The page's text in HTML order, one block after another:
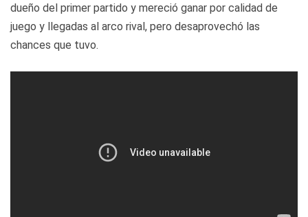
dueño del primer partido y mereció ganar por calidad de
juego y llegadas al arco rival, pero desaprovechó las
chances que tuvo.